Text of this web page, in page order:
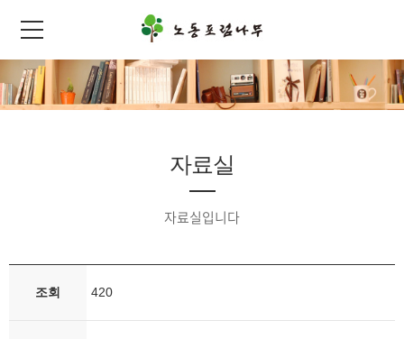
자료실
자료실입니다
조회 420